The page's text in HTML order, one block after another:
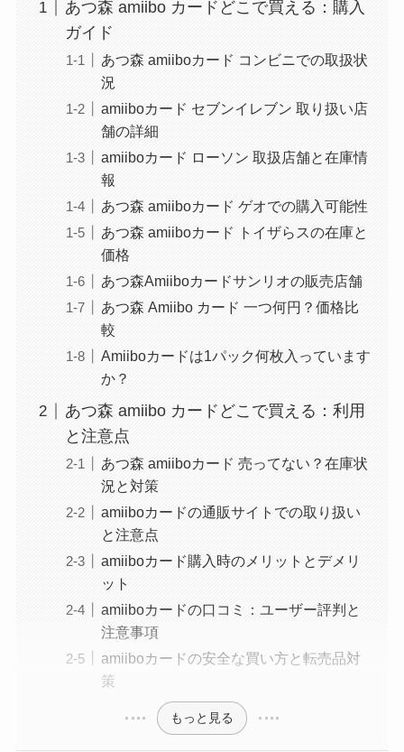
あつ森 amiibo カードどこで買える：購入
ガイド
あつ森 amiiboカード コンビニでの取扱状
況
amiiboカード セブンイレブン 取り扱い店
舗の詳細
amiiboカード ローソン 取扱店舗と在庫情
報
あつ森 amiiboカード ゲオでの購入可能性
あつ森 amiiboカード トイザらスの在庫と
価格
あつ森Amiiboカードサンリオの販売店舗
あつ森 Amiibo カード 一つ何円？価格比
較
Amiiboカードは1パック何枚入っています
か？
あつ森 amiibo カードどこで買える：利用
と注意点
あつ森 amiiboカード 売ってない？在庫状
況と対策
amiiboカードの通販サイトでの取り扱い
と注意点
amiiboカード購入時のメリットとデメリ
ット
amiiboカードの口コミ：ユーザー評判と
注意事項
amiiboカードの安全な買い方と転売品対
策
もっと見る